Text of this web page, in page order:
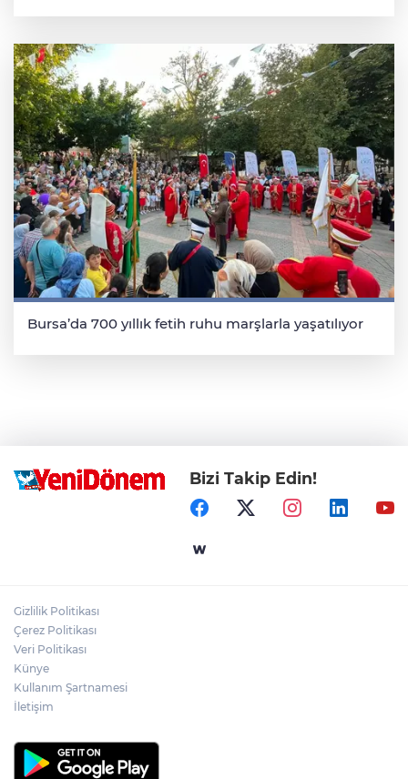
Bursa’da 700 yıllık fetih ruhu marşlarla yaşatılıyor
Bizi Takip Edin!
Gizlilik Politikası
Çerez Politikası
Veri Politikası
Künye
Kullanım Şartnamesi
İletişim